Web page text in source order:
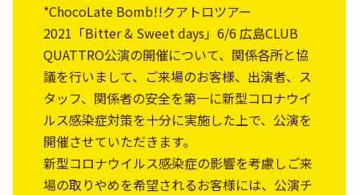
*ChocoLate Bomb!!クアトロツアー
2021「Bitter & Sweet days」6/6 広島CLUB
QUATTRO公演の開催について、関係各所と協
議を行いまして、ご来場のお客様、出演者、ス
タッフ、関係者の安全を第一に新型コロナウイ
ルス感染症対策を十分に実施した上で、公演を
開催させていただきます。
新型コロナウイルス感染症の影響を考慮しご来
場の取りやめを希望されるお客様には、公演チ